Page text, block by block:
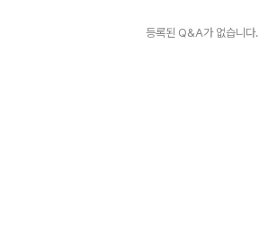
등록된 Q&A가 없습니다.